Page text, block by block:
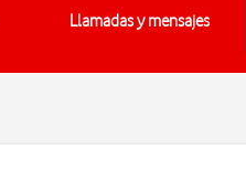
Llamadas y mensajes